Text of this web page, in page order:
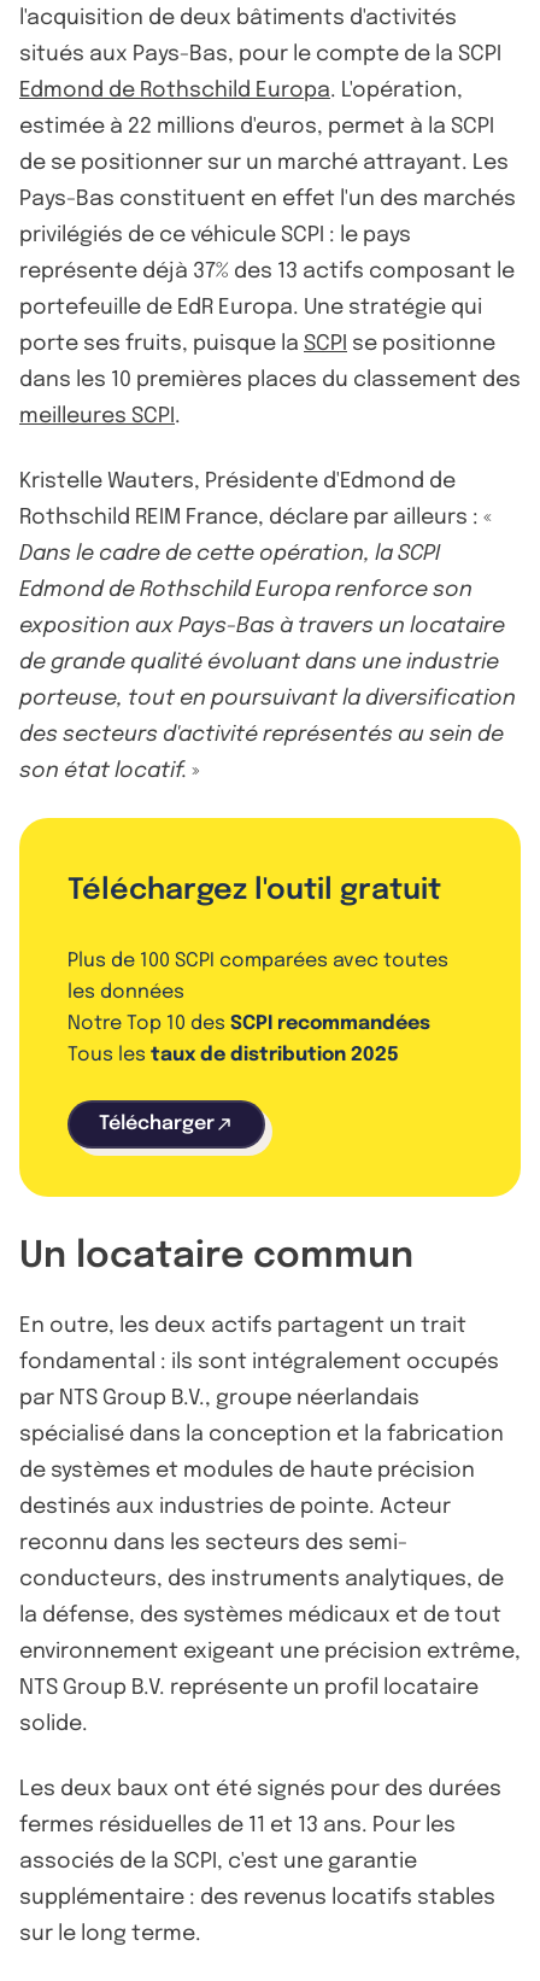
l'acquisition de deux bâtiments d'activités
situés aux Pays-Bas, pour le compte de la SCPI
Edmond de Rothschild Europa. L'opération,
estimée à 22 millions d'euros, permet à la SCPI
de se positionner sur un marché attrayant. Les
Pays-Bas constituent en effet l'un des marchés
privilégiés de ce véhicule SCPI : le pays
représente déjà 37% des 13 actifs composant le
portefeuille de EdR Europa. Une stratégie qui
porte ses fruits, puisque la SCPI se positionne
dans les 10 premières places du classement des
meilleures SCPI .
Kristelle Wauters, Présidente d'Edmond de
Rothschild REIM France, déclare par ailleurs : «
Dans le cadre de cette opération, la SCPI
Edmond de Rothschild Europa renforce son
exposition aux Pays-Bas à travers un locataire
de grande qualité évoluant dans une industrie
porteuse, tout en poursuivant la diversification
des secteurs d'activité représentés au sein de
son état locatif. »
Téléchargez l'outil gratuit
Plus de 100 SCPI comparées avec toutes
les données
Notre Top 10 des SCPI recommandées
Tous les taux de distribution 2025
Télécharger
Un locataire commun
En outre, les deux actifs partagent un trait
fondamental : ils sont intégralement occupés
par NTS Group B.V., groupe néerlandais
spécialisé dans la conception et la fabrication
de systèmes et modules de haute précision
destinés aux industries de pointe. Acteur
reconnu dans les secteurs des semi-
conducteurs, des instruments analytiques, de
la défense, des systèmes médicaux et de tout
environnement exigeant une précision extrême,
NTS Group B.V. représente un profil locataire
solide.
Les deux baux ont été signés pour des durées
fermes résiduelles de 11 et 13 ans. Pour les
associés de la SCPI, c'est une garantie
supplémentaire : des revenus locatifs stables
sur le long terme.